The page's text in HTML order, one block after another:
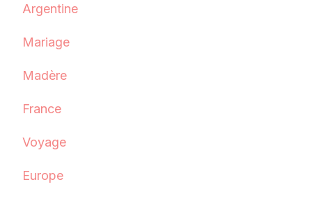
Argentine
Mariage
Madère
France
Voyage
Europe